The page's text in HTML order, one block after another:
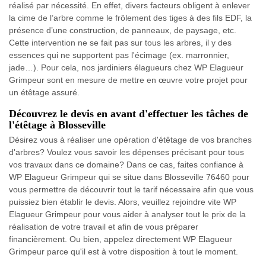
réalisé par nécessité. En effet, divers facteurs obligent à enlever
la cime de l’arbre comme le frôlement des tiges à des fils EDF, la
présence d’une construction, de panneaux, de paysage, etc.
Cette intervention ne se fait pas sur tous les arbres, il y des
essences qui ne supportent pas l'écimage (ex. marronnier,
jade…). Pour cela, nos jardiniers élagueurs chez WP Elagueur
Grimpeur sont en mesure de mettre en œuvre votre projet pour
un étêtage assuré.
Découvrez le devis en avant d'effectuer les tâches de
l'étêtage à Blosseville
Désirez vous à réaliser une opération d'étêtage de vos branches
d'arbres? Voulez vous savoir les dépenses précisant pour tous
vos travaux dans ce domaine? Dans ce cas, faites confiance à
WP Elagueur Grimpeur qui se situe dans Blosseville 76460 pour
vous permettre de découvrir tout le tarif nécessaire afin que vous
puissiez bien établir le devis. Alors, veuillez rejoindre vite WP
Elagueur Grimpeur pour vous aider à analyser tout le prix de la
réalisation de votre travail et afin de vous préparer
financièrement. Ou bien, appelez directement WP Elagueur
Grimpeur parce qu'il est à votre disposition à tout le moment.